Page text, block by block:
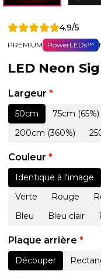
4.9/5
PREMIUM PowerLEDs™
LED Neon
Largeur *
50cm 75cm (65%)
200cm (360%)
Couleur *
Identique à l'image
Verte
Rouge
Bleu
Bleu clair
Plaque arrière *
Découper